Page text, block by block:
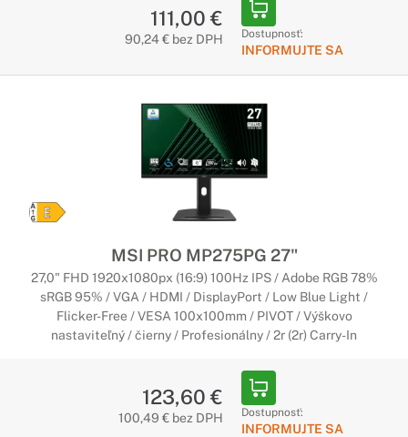
111,00 €
90,24 € bez DPH Dostupnosť:
INFORMUJTE SA
MSI PRO MP275PG 27"
27,0" FHD 1920x1080px (16:9) 100Hz IPS / Adobe RGB 78%
sRGB 95% / VGA / HDMI / DisplayPort / Low Blue Light /
Flicker-Free / VESA 100x100mm / PIVOT / Výškovo
nastaviteľný / čierny / Profesionálny / 2r (2r) Carry-In
123,60 €
100,49 € bez DPH Dostupnosť:
INFORMUJTE SA